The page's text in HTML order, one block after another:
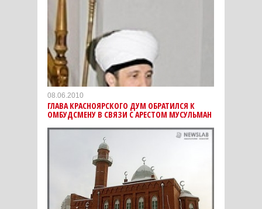
08.06.2010
ГЛАВА КРАСНОЯРСКОГО ДУМ ОБРАТИЛСЯ К
ОМБУДСМЕНУ В СВЯЗИ С АРЕСТОМ МУСУЛЬМАН